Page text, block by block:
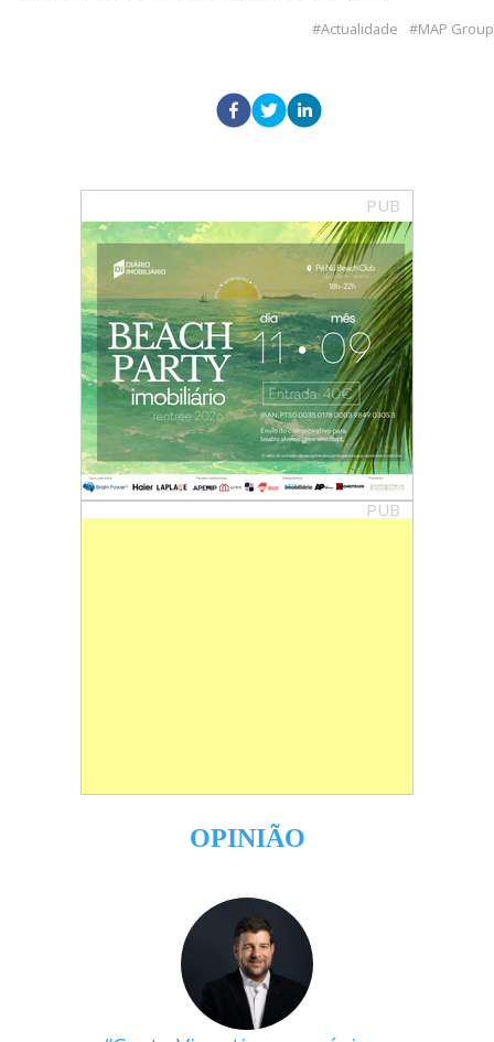
Actualidade MAP Group
PUB
PUB
OPINIÃO